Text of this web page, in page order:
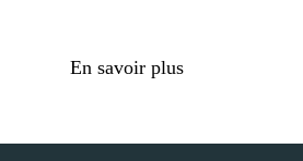
En savoir plus